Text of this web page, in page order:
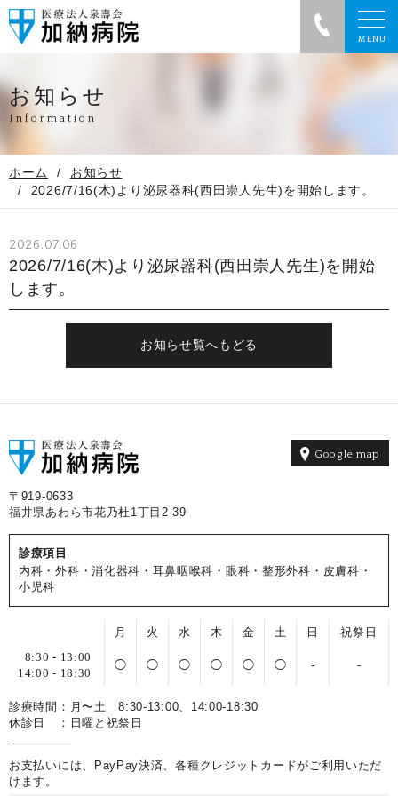
お知らせ
Information
ホーム
お知らせ
2026/7/16(木)より泌尿器科(西田崇人先生)を開始します。
2026.07.06
2026/7/16(木)より泌尿器科(西田崇人先生)を開始
します。
お知らせ覧へもどる
Google map
〒919-0633
福井県あわら市花乃杜1丁目2-39
診療項目
内科・外科・消化器科・耳鼻咽喉科・眼科・整形外科・皮膚科・
小児科
月 火 水 木 金 土 日
祝祭日
8:30 - 13:00
14:00 - 18:30
◯ ◯ ◯ ◯ ◯ ◯ - -
診療時間：月〜土 8:30-13:00、14:00-18:30
休診日 ：日曜と祝祭日
お支払いには、PayPay決済、各種クレジットカードがご利用いただ
けます。